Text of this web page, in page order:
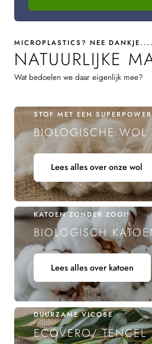
MICROPLASTICS? NEE DANKJE....
NATUURLIJKE
Wat bedoelen we daar eigenlijk mee?
STOF MET EEN SUPERPOWER
BIOLOGISCHE WOL
Lees alles over onze wol
KATOEN ZONDER ZOOI!
BIOLOGISCH
Lees alles over katoen
DUURZAME VICOSE
ECOVERO/ TENCEL